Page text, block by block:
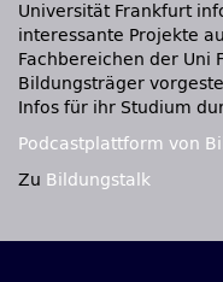
Universität Frankfurt
interessante Projekte
Fachbereichen der Uni
Bildungsträger
Infos für ihr Studium
Podcastplattform von
Zu Bildungstalk